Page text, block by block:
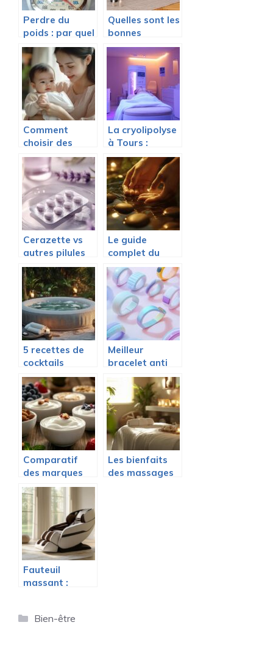
Perdre du
poids : par quel
moyen ?
Quelles sont les
bonnes
methodes de
relaxation ?
Comment
choisir des
couches
adaptées à la
peau de bébé ?
La cryolipolyse
à Tours :
méthode
efficace pour
sculpter votre
silhouette
Cerazette vs
autres pilules
progestatives :
guide complet
pour bien
choisir
Le guide
complet du
massage des
pieds pour une
relaxation
profonde
5 recettes de
cocktails
rafraîchissants
à déguster
dans votre SPA
ROND pour un
moment de
détente parfait
Meilleur
bracelet anti
nausée
ajustable pour
enfants :
Lequel choisir
en 2025 pour
des voyages
sans larmes ?
Comparatif
des marques
de fromage
blanc les plus
saines
Les bienfaits
des massages
Fauteuil
massant :
famille sans se
Catégories
Bien-être